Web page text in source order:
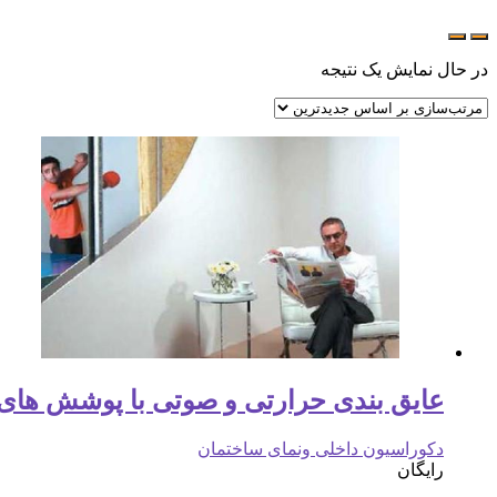
در حال نمایش یک نتیجه
عایق بندی حرارتی و صوتی با پوشش
دکوراسیون داخلی ونمای ساختمان
رایگان